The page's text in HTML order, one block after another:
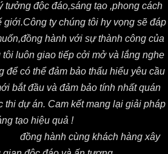
tưởng độc đáo,sáng tạo ,phong cách
ty chúng tôi hy vọng sẽ đáp
hành với sự thành công của
luôn giao tiếp cởi mở và lắng nghe
để có thể đảm bảo thấu hiểu yêu cầu
bắt đầu và đảm bảo tính nhất quán
thi dự án. Cam kết mang lại giải pháp
tạo hiệu quả !
đồng hành cùng khách hàng xây